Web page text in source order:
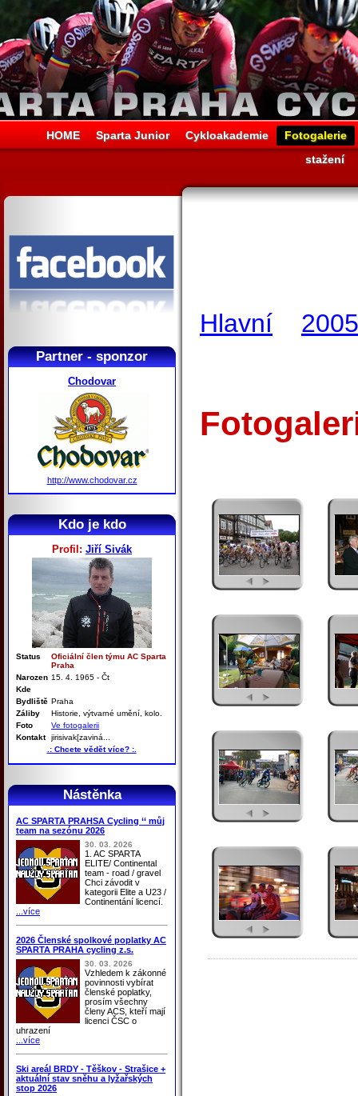
HOME Sparta Junior Cykloakademie
Fotogalerie
stažení
Partner - sponzor
Chodovar
http://www.chodovar.cz
Kdo je kdo
Profil: Jiří Sivák
Status
Oficiální člen týmu AC Sparta
Praha
Narozen 15. 4. 1965 - Čt
Kde
Bydliště Praha
Záliby
Historie, výtvarné umění, kolo.
Foto
Ve fotogalerii
Kontakt jirisivak[zaviná...
.: Chcete vědět více? :.
Nástěnka
AC SPARTA PRAHSA Cycling ‘‘ můj
team na sezónu 2026
30. 03. 2026
1. AC SPARTA
ELITE/ Continental
team - road / gravel
Chci závodit v
kategorii Elite a U23 /
Continentání licencí.
...více
2026 Členské spolkové poplatky AC
SPARTA PRAHA cycling z.s.
30. 03. 2026
Vzhledem k zákonné
povinnosti vybírat
členské poplatky,
prosím všechny
členy ACS, kteří mají
licenci ČSC o
uhrazení
...více
Ski areál BRDY - Těškov - Strašice +
aktuální stav sněhu a lyžařských
stop 2026
Hlavní 2005